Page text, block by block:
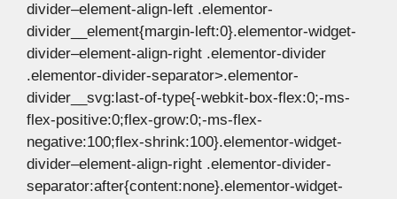
divider–element-align-left .elementor-
divider__element{margin-left:0}.elementor-widget-
divider–element-align-right .elementor-divider
.elementor-divider-separator>.elementor-
divider__svg:last-of-type{-webkit-box-flex:0;-ms-
flex-positive:0;flex-grow:0;-ms-flex-
negative:100;flex-shrink:100}.elementor-widget-
divider–element-align-right .elementor-divider-
separator:after{content:none}.elementor-widget-